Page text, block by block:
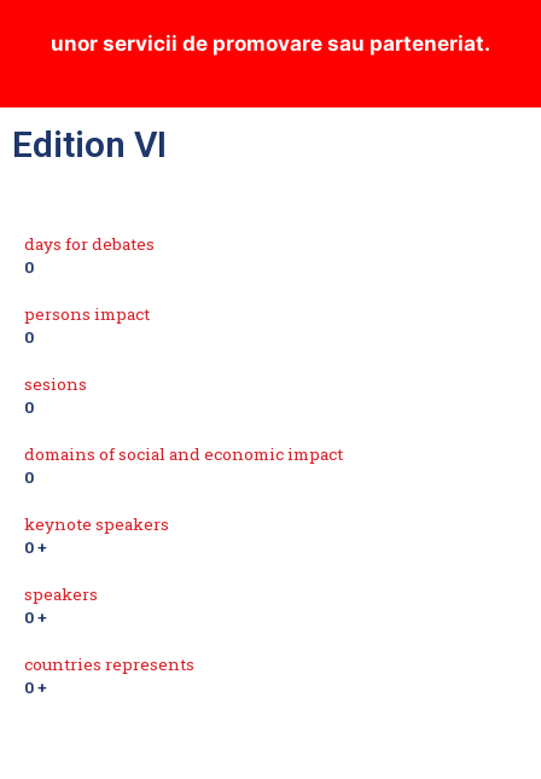
unor servicii de promovare sau parteneriat.
Edition VI
days for debates
0
persons impact
0
sesions
0
domains of social and economic impact
0
keynote speakers
0+
speakers
0+
countries represents
0+